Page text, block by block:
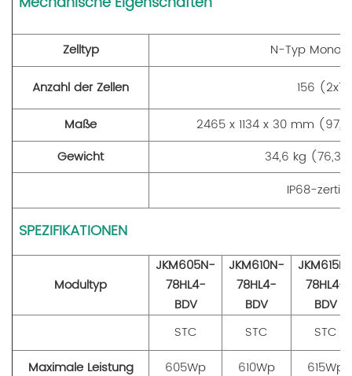
Zelltyp
N-Typ
Anzahl der Zellen
156
Maße
2465 x 1134 x 30 mm
Gewicht
34,6 kg
IP68-
SPEZIFIKATIONEN
Modultyp
JKM605N-
78HL4-
BDV
JKM610N-
78HL4-
BDV
78HL4-
BDV
STC
STC
STC
Maximale Leistung
605Wp 610Wp
615Wp